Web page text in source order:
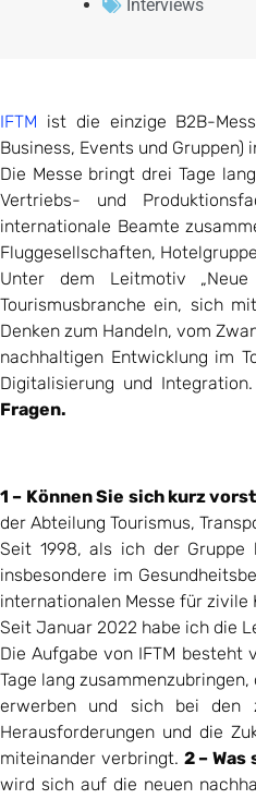
Interviews
IFTM ist die einzige B2B-
Business, Events und
Die Messe bringt drei Tage
Vertriebs- und
internationale Beamte
Fluggesellschaften,
Unter dem Leitmotiv
Tourismusbranche ein, sich
Denken zum Handeln, vom
nachhaltigen Entwicklung im
Digitalisierung und Integration.
Fragen.
1 – Können Sie sich kurz
der Abteilung Tourismus,
Seit 1998, als ich der Gruppe
insbesondere im
internationalen Messe für zivile
Seit Januar 2022 habe ich die
Die Aufgabe von IFTM besteht
Tage lang
erwerben und sich bei den
Herausforderungen und die
miteinander verbringt. 2 –
wird sich auf die neuen